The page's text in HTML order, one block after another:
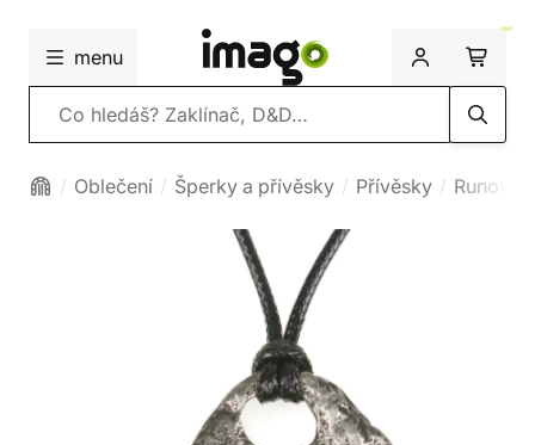
menu
Vyhledávání
Oblečení Šperky a přívěsky Přívěsky Runové